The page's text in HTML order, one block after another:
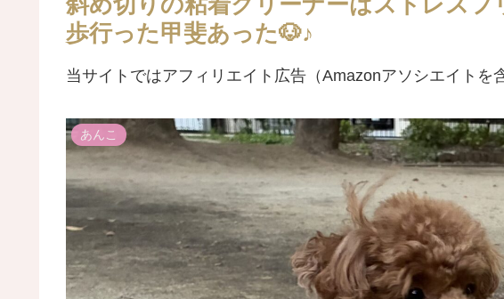
歩行った甲斐あった🐶♪
当サイトではアフィリエイト広告（Amazonアソシエイトを
あんこ